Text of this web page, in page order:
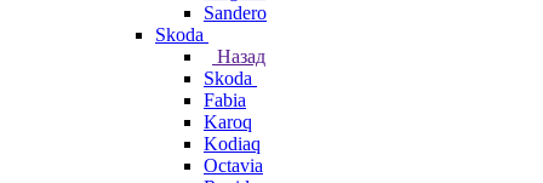
Sandero
Skoda
Назад
Skoda
Fabia
Karoq
Kodiaq
Octavia